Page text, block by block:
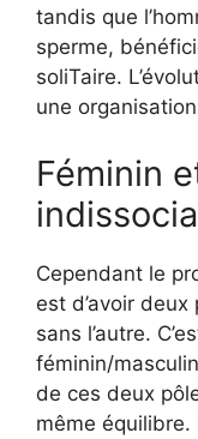
tandis que
sperme,
soliTaire.
une
Féminin
Cependant le
est d’avoir deux
sans l’autre.
féminin/
de ces deux
même